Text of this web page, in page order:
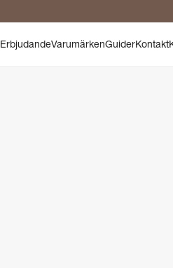
ErbjudandeVarumärkenGuiderKontakt